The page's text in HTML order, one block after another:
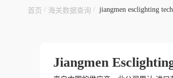
首页 / 海关数据查询 / jiangmen esclighting
Jiangmen